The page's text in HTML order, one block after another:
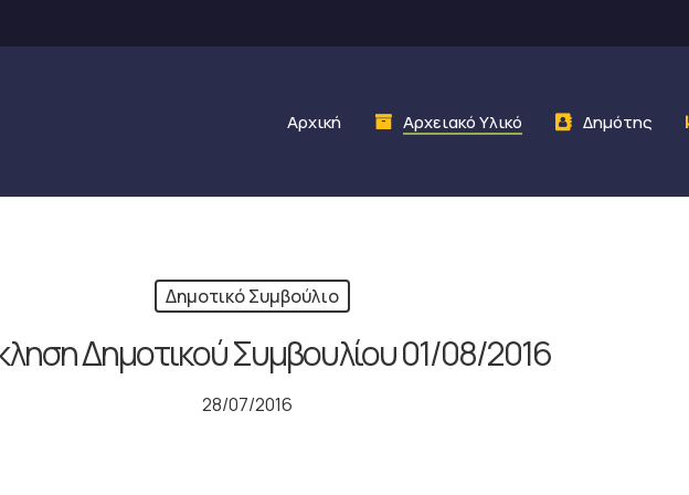
Αρχική Αρχειακό Υλικό Δημότης
Δημοτικό Συμβούλιο
Δημοτικού Συμβουλίου 01/08/2016
28/07/2016